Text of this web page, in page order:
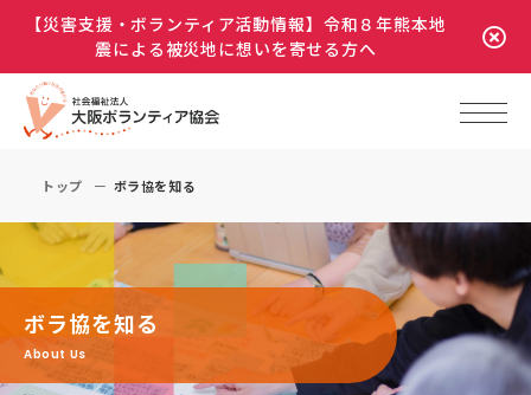
【災害支援・ボランティア活動情報】令和８年熊本地
震による被災地に想いを寄せる方へ
トップ ボラ協を知る
ボラ協を知る
About Us